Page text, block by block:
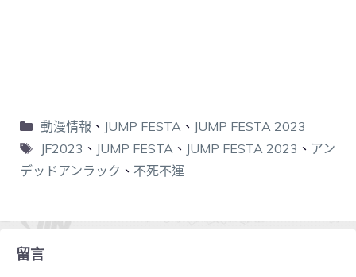
動漫情報 、 JUMP FESTA、 JUMP FESTA 2023
JF2023 、 JUMP FESTA、 JUMP FESTA 2023 、 アン
デッドアンラック 、 不死不運
留言